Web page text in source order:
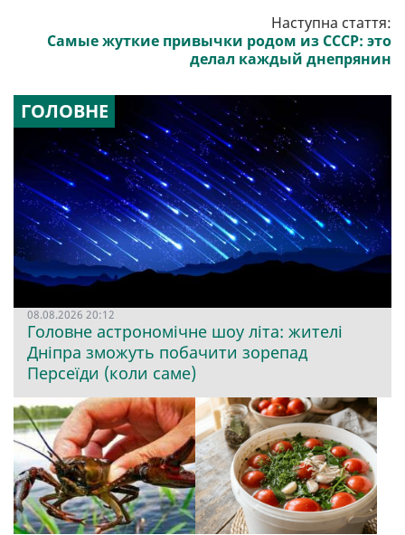
Наступна стаття:
Самые жуткие привычки родом из СССР: это
делал каждый днепрянин
ГОЛОВНЕ
08.08.2026 20:12
Головне астрономічне шоу літа: жителі
Дніпра зможуть побачити зорепад
Персеїди (коли саме)